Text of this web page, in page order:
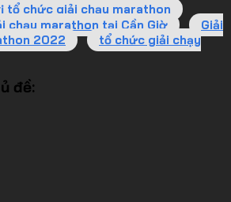
tổ chức giải chạy marathon
chạy marathon tại Cần Giờ
Giải
2022
tổ chức giải chạy
đề: